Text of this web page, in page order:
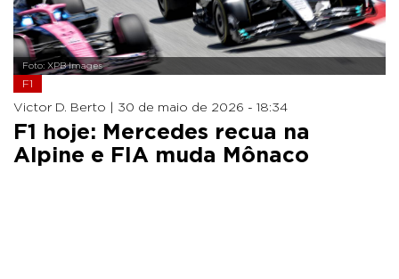
Foto: XPB Images
F1
Victor D. Berto | 30 de maio de 2026 - 18:34
F1 hoje: Mercedes recua na
Alpine e FIA muda Mônaco